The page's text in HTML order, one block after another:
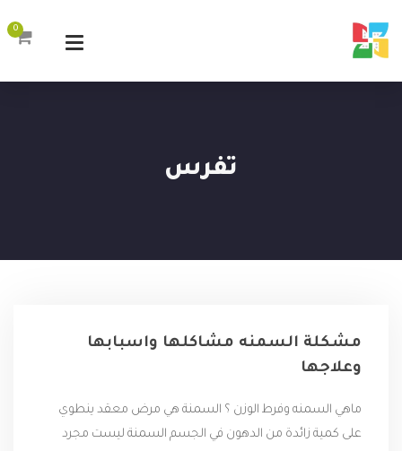
0
تفرس
مشكلة السمنه مشاكلها واسبابها
وعلاجها
ماهي السمنه وفرط الوزن ؟ السمنة هي مرض معقد ينطوي
على كمية زائدة من الدهون في الجسم السمنة ليست مجرد